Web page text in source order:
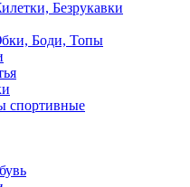
Безрукавки
Боди, Топы
спортивные